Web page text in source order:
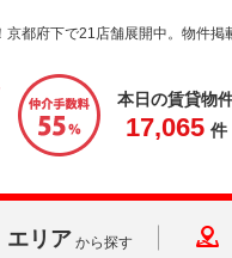
都府下で21店舗展開中。物件掲
本日の賃貸物
17,065 件
エリア から探す